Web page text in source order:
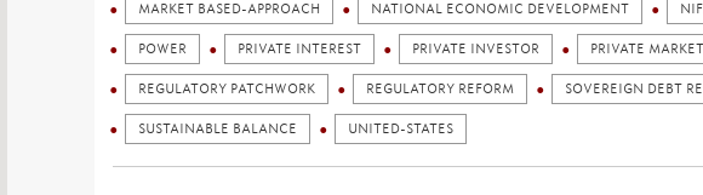
MARKET BASED-APPROACH NATIONAL ECONOMIC DEVELOPMENT
POWER PRIVATE INTEREST PRIVATE INVESTOR PRIVATE
REGULATORY PATCHWORK REGULATORY REFORM SOVEREIGN DEBT
SUSTAINABLE BALANCE UNITED-STATES